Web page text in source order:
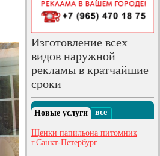
Изготовление всех
видов наружной
рекламы в кратчайшие
сроки
Новые услуги все
Щенки папильона питомник
г.Санкт-Петербург